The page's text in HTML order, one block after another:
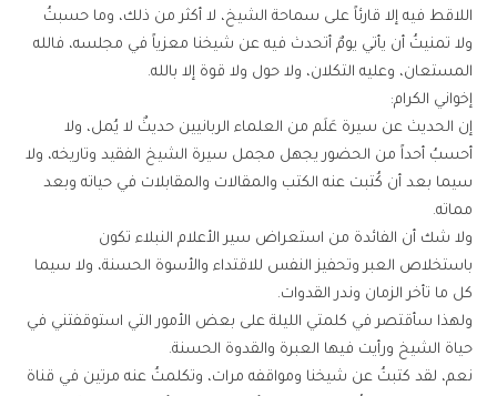
اللاقط فيه إلا قارئاً على سماحة الشيخ، لا أكثر من ذلك، وما حسبتُ
ولا تمنيتُ أن يأتي يومٌ أتحدث فيه عن شيخنا معزياً في مجلسه، فالله
المستعان، وعليه التكلان، ولا حول ولا قوة إلا بالله.
إخواني الكرام:
إن الحديث عن سيرة عَلَم من العلماء الربانيين حديثٌ لا يُمل، ولا
أحسبُ أحداً من الحضور يجهل مجمل سيرة الشيخ الفقيد وتاريخه، ولا
سيما بعد أن كُتبت عنه الكتب والمقالات والمقابلات في حياته وبعد
مماته.
ولا شك أن الفائدة من استعراض سير الأعلام النبلاء تكون
باستخلاص العبر وتحفيز النفس للاقتداء والأسوة الحسنة، ولا سيما
كل ما تأخر الزمان وندر القدوات.
ولهذا سأقتصر في كلمتي الليلة على بعض الأمور التي استوقفتني في
حياة الشيخ ورأيت فيها العبرة والقدوة الحسنة.
نعم، لقد كتبتُ عن شيخنا ومواقفه مرات، وتكلمتُ عنه مرتين في قناة